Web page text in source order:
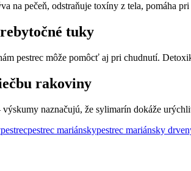
na pečeň, odstraňuje toxíny z tela, pomáha
tuky
pestrec môže pomôcť aj pri chudnutí.
rakoviny
naznačujú, že sylimarín dokáže
pestrecpestrec mariánskypestrec mariánsky